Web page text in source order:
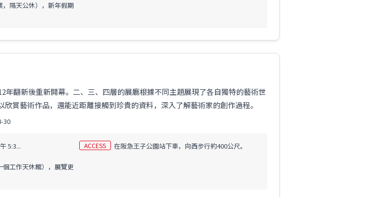
隔天公休），新年假期
年翻新後重新開幕。二、三、四層的展廳根據不同主題展現了各自獨特的藝術世
賞藝術作品，還能近距離接觸到珍貴的資料，深入了解藝術家的創作過程。
30
5:3...
工作天休館），展覽更
ACCESS 在阪急王子公園站下車，向西步行約400公尺。